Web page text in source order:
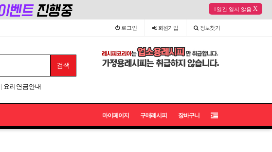
1일간 열지 않음 X
로그인 회원가입 정보찾기
| 요리연금안내
마이페이지 구매레시피 장바구니